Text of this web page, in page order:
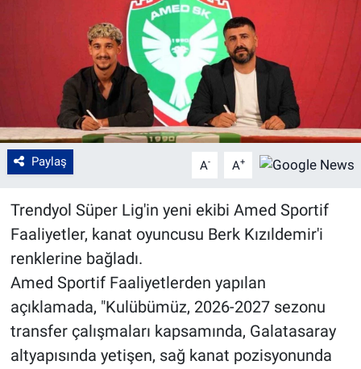
Paylaş A- A+
Trendyol Süper Lig'in yeni ekibi Amed Sportif
Faaliyetler, kanat oyuncusu Berk Kızıldemir'i
renklerine bağladı.
Amed Sportif Faaliyetlerden yapılan
açıklamada, "Kulübümüz, 2026-2027 sezonu
transfer çalışmaları kapsamında, Galatasaray
altyapısında yetişen, sağ kanat pozisyonunda